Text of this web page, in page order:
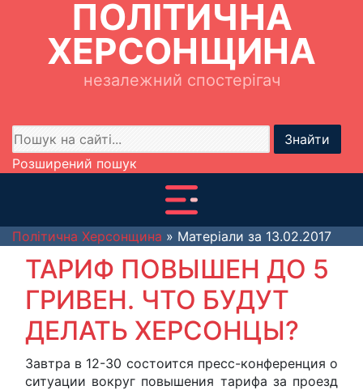
ПОЛІТИЧНА
ХЕРСОНЩИНА
незалежний спостерігач
Знайти
Розширений пошук
Політична Херсонщина » Матеріали за 13.02.2017
ТАРИФ ПОВЫШЕН ДО 5
ГРИВЕН. ЧТО БУДУТ
ДЕЛАТЬ ХЕРСОНЦЫ?
Завтра в 12-30 состоится пресс-конференция о
ситуации вокруг повышения тарифа за проезд